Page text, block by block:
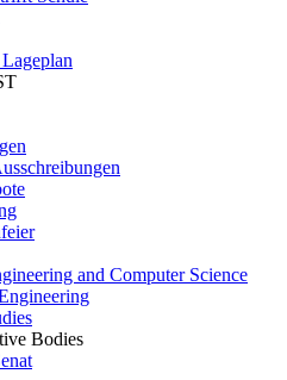
and Computer Science
Bodies